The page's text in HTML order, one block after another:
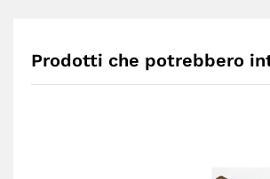
Prodotti che potrebbero